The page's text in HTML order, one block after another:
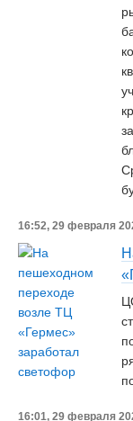
16:52, 29 февраля
16:01, 29 февраля